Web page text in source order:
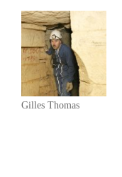
Gilles Thomas